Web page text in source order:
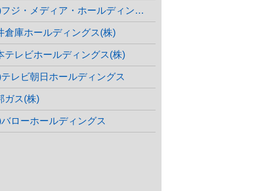
(株)フジ・メディア・ホールディングス
倉庫ホールディングス(株)
テレビホールディングス(株)
レビ朝日ホールディングス
ガス(株)
ローホールディングス